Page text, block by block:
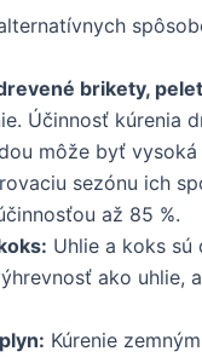
brikety,
Účinnosť kúrenia
môže byť
sezónu ich
až 85 %.
Uhlie a koks sú
ako uhlie,
Kúrenie